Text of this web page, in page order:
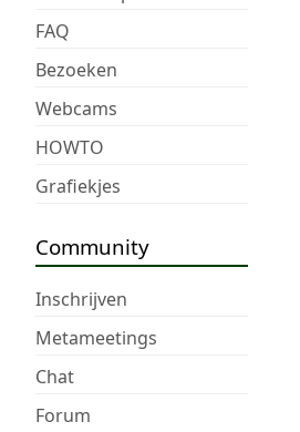
FAQ
Bezoeken
Webcams
HOWTO
Grafiekjes
Community
Inschrijven
Metameetings
Chat
Forum